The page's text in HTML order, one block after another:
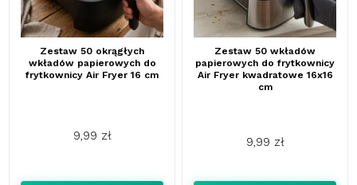
Zestaw 50 okrągłych
wkładów papierowych do
frytkownicy Air Fryer 16 cm
9,99 zł
Zestaw 50 wkładów
papierowych do frytkownicy
Air Fryer kwadratowe 16x16
cm
9,99 zł